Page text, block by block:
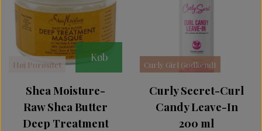
Høj Porøsitet
Køb
Shea Moisture-
Raw Shea Butter
Deep Treatment
Curly Girl Godkendt
Curly Secret-Curl
Candy Leave-In
200 ml